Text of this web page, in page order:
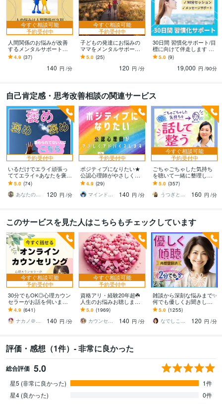
今すぐ相談可能
予約受付中
人間関係のお悩みが改善
するメンタルサポートを
します メンタルコーチが
コミュニケーション力を
育てるセッションします
4.9 (37)
140 円 /分
今すぐ相談可能
予約受付中
子どもの発達にお悩みの
ママをメンタルサポート
します 発達障がい児の子
育て / カウンセラーがやさ
しく寄り添います
5.0 (25)
120 円 /分
30日間 習慣化サポート/目
標に向けて伴走します 中
途半端な自分を変えよう/
習慣化コーチによる質の
高いサポート
5.0 (9)
19,000 円 /90分
自己肯定感・思考改善相談の関連サービス
予約受付中
いるだけでエライ頑張っ
ててエライ⭐あなたを褒め
ます 時には絶対的に褒め
られよう♡褒め褒めセル
フコンパッション+1
5.0 (74)
あなたのサポーター⭐えみ
120 円 /分
予約受付中
ポジティブになりたい★
公認心理師がやさしく話
します ネガティブなあな
たの心をいやして前向き
になる方法を教えます
4.9 (29)
マインドレジリエンス
140 円 /分
今すぐ相談可能
予約受付中
ごちゃごちゃした気持ち
を聴いて一緒に整理しま
す 自動思考ストップ！話
すうちに原因がわかり気
持ちが整います
5.0 (357)
うつぎともこ（けんちゃんママ♪）
160 円 /分
このサービスを見た人はこちらもチェックしています
今すぐ相談可能
予約受付中
30分でもOK◎心理カウン
セラーがお話を伺います
モヤモヤ、落ち込み、不
安など心の悩みを専門家
が出口へ導きます
4.9 (641)
ナカノ＠傾聴と的確さで出口に導く脳のプロ
140 円 /分
今すぐ相談可能
予約受付中
資格アリ・経験20年超☘️
人生のお悩みお聴します
鬱・HSP・介護障害・毒
親・恋愛・仕事・育児・
占い依存etc
5.0 (1969)
カウンセリング事務所☘️オフィスカノン
140 円 /分
雑談から深刻な悩みまで✨
何でも優しくお聞きしま
す 恋愛・人間関係・仕
事・職場・家族✅どんな事
でも受け止めます❗
5.0 (1255)
なでしこママ ✿ 幸せ案内人
120 円 /分
評価・感想（1件）- 非常に良かった
総合評価 5.0
星5 (非常に良かった)
1件
星4 (良かった)
0件